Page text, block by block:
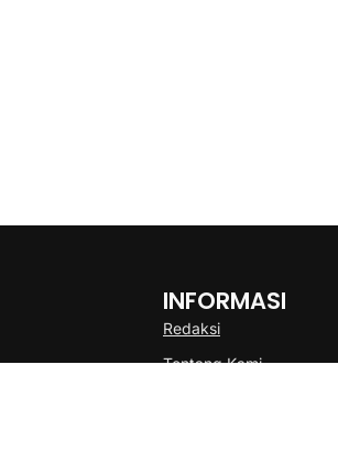
INFORMASI
Redaksi
Tentang Kami